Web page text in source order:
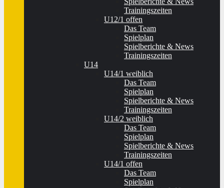
Trainingszeiten
U12/1 offen
Das Team
Spielplan
Spielberichte & News
Trainingszeiten
U14
U14/1 weiblich
Das Team
Spielplan
Spielberichte & News
Trainingszeiten
U14/2 weiblich
Das Team
Spielplan
Spielberichte & News
Trainingszeiten
U14/1 offen
Das Team
Spielplan